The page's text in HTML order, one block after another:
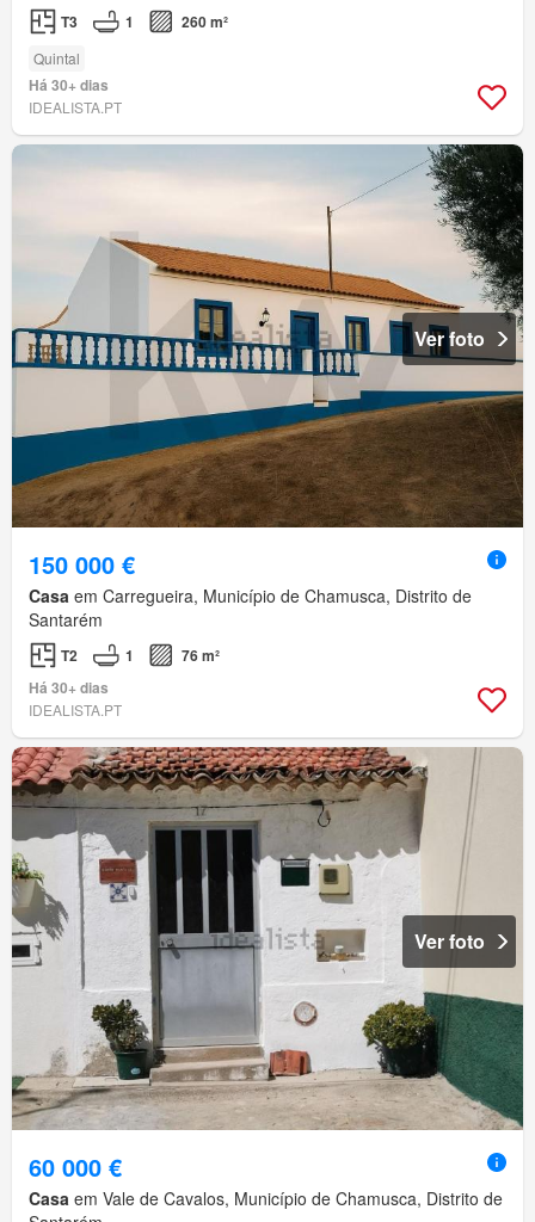
T3 1 260 m²
Quintal
Há 30+ dias
IDEALISTA.PT
Ver foto
150 000 €
Casa em Carregueira, Município de Chamusca, Distrito de
Santarém
T2 1
76 m²
Há 30+ dias
IDEALISTA.PT
Ver foto
60 000 €
Casa em Vale de Cavalos, Município de Chamusca, Distrito de